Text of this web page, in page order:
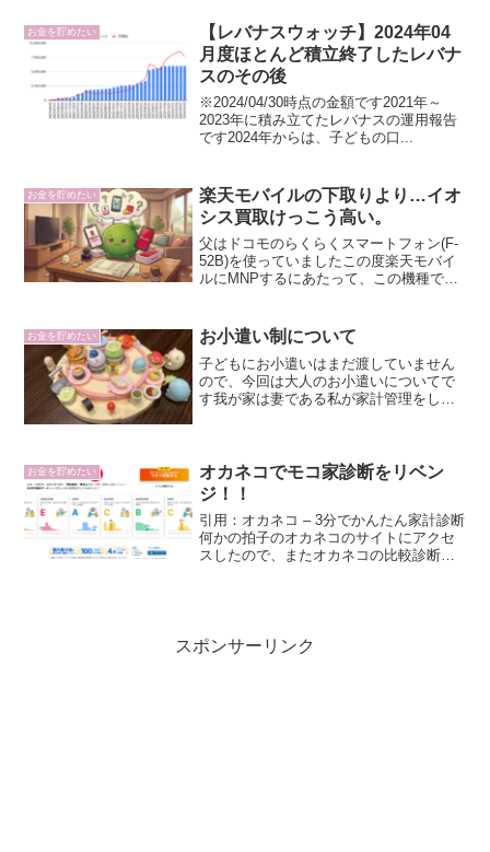
お金を貯めたい
【レバナスウォッチ】2024年04
月度ほとんど積立終了したレバナ
スのその後
※2024/04/30時点の金額です2021年～
2023年に積み立てたレバナスの運用報告
です2024年からは、子どもの口...
お金を貯めたい
楽天モバイルの下取りより…イオ
シス買取けっこう高い。
父はドコモのらくらくスマートフォン(F-
52B)を使っていましたこの度楽天モバイ
ルにMNPするにあたって、この機種では
お金を貯めたい お小遣い制について
子どもにお小遣いはまだ渡していません
ので、今回は大人のお小遣いについてで
す我が家は妻である私が家計管理をし、
お金を貯めたい
オカネコでモコ家診断をリベン
ジ！！
引用：オカネコ – 3分でかんたん家計診断
何かの拍子のオカネコのサイトにアクセ
スしたので、またオカネコの比較診断を
スポンサーリンク